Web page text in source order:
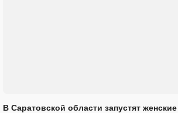
В Саратовской области запустят